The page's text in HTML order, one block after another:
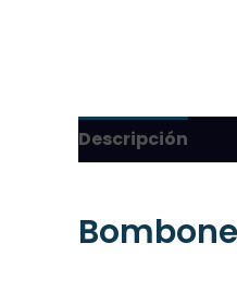
Descripción